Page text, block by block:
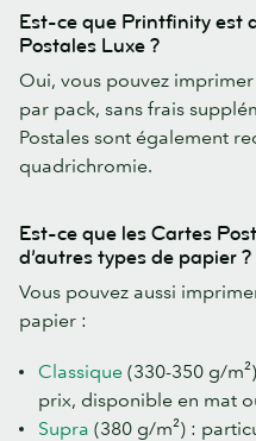
Est-ce que Printfinity est
Postales Luxe ?
Oui, vous pouvez
par pack, sans frais
Postales sont également
quadrichromie.
Est-ce que les Cartes
d’autres types de papier ?
Vous pouvez aussi
papier :
Classique (330-350 g/
prix, disponible en mat
Supra (380 g/m²) :